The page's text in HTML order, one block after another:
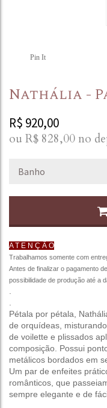
Pin It
Nathália -
R$ 920,00
ou R$ 828,00 no
A T E N Ç Ã O
Trabalhamos somente com
Antes de finalizar o pagamento
possibilidade de produção até a
Pétala por pétala,
de orquídeas,
de voilette e plissados
composição. Possui
metálicos bordados em
Um par de enfeites
românticos, que
sempre elegante e de